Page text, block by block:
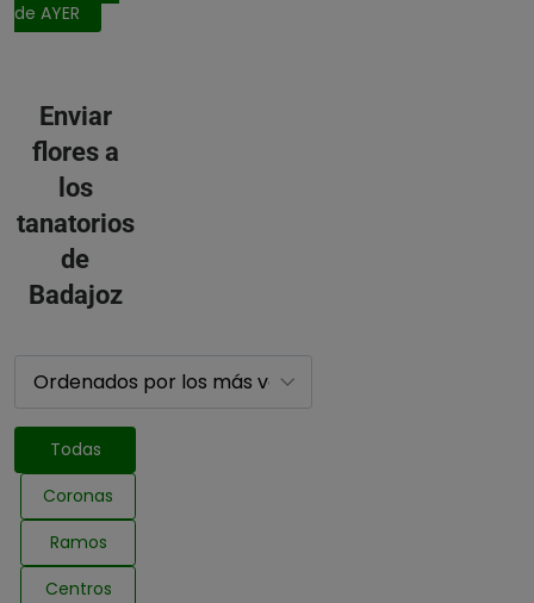
de AYER
Enviar
flores a
los
tanatorios
de
Badajoz
Todas
Coronas
Ramos
Centros